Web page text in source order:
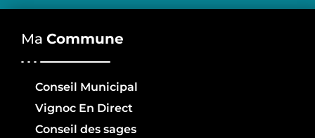
Ma Commune
Conseil Municipal
Vignoc En Direct
Conseil des sages